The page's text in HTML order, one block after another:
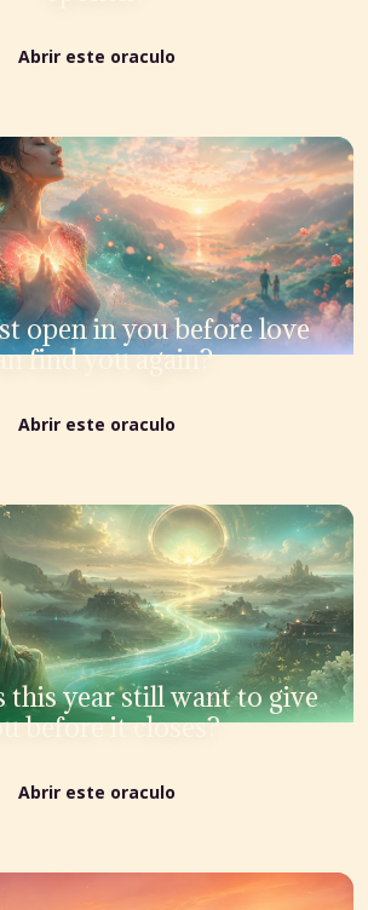
Abrir este oraculo
open in you before love
find you again?
Abrir este oraculo
this year still want to give
before it closes?
Abrir este oraculo